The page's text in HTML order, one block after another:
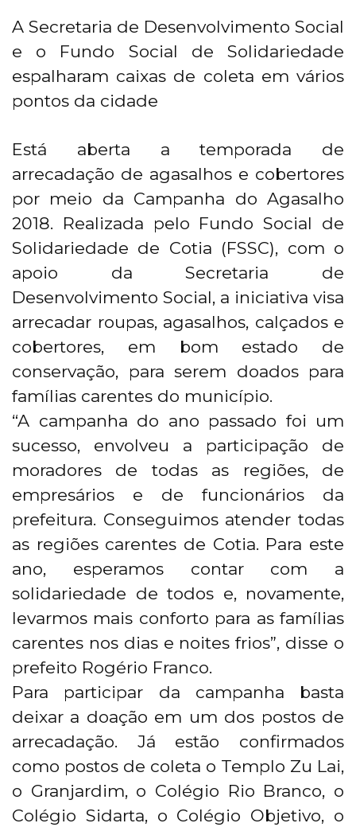
A Secretaria de Desenvolvimento Social
e o Fundo Social de Solidariedade
espalharam caixas de coleta em vários
pontos da cidade
Está aberta a temporada de
arrecadação de agasalhos e cobertores
por meio da Campanha do Agasalho
2018. Realizada pelo Fundo Social de
Solidariedade de Cotia (FSSC), com o
apoio da Secretaria de
Desenvolvimento Social, a iniciativa visa
arrecadar roupas, agasalhos, calçados e
cobertores, em bom estado de
conservação, para serem doados para
famílias carentes do município.
“A campanha do ano passado foi um
sucesso, envolveu a participação de
moradores de todas as regiões, de
empresários e de funcionários da
prefeitura. Conseguimos atender todas
as regiões carentes de Cotia. Para este
ano, esperamos contar com a
solidariedade de todos e, novamente,
levarmos mais conforto para as famílias
carentes nos dias e noites frios”, disse o
prefeito Rogério Franco.
Para participar da campanha basta
deixar a doação em um dos postos de
arrecadação. Já estão confirmados
como postos de coleta o Templo Zu Lai,
o Granjardim, o Colégio Rio Branco, o
Colégio Sidarta, o Colégio Objetivo, o